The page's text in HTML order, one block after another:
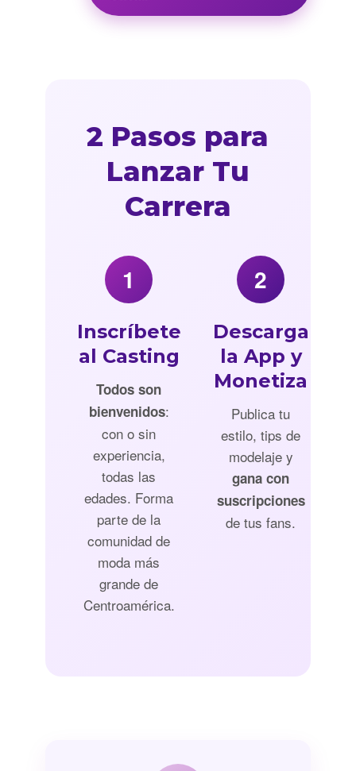
2 Pasos para
Lanzar Tu
Carrera
1
Inscríbete
al Casting
Todos son
bienvenidos:
con o sin
experiencia,
todas las
edades. Forma
parte de la
comunidad de
moda más
grande de
Centroamérica.
2
Descarga
la App y
Monetiza
Publica tu
estilo, tips de
modelaje y
gana con
suscripciones
de tus fans.